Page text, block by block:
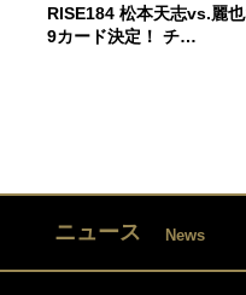
RISE184 松本天志vs.麗
9カード決定！ チ…
ニュース News